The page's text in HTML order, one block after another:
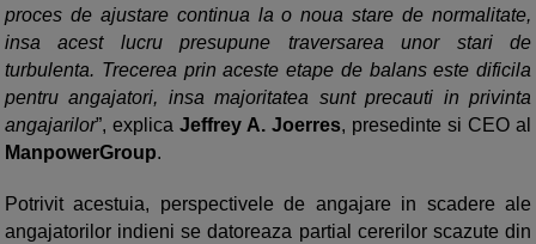
proces de ajustare continua la o noua stare de normalitate,
insa acest lucru presupune traversarea unor stari de
turbulenta. Trecerea prin aceste etape de balans este dificila
pentru angajatori, insa majoritatea sunt precauti in privinta
angajarilor”, explica Jeffrey A. Joerres, presedinte si CEO al
ManpowerGroup.
Potrivit acestuia, perspectivele de angajare in scadere ale
angajatorilor indieni se datoreaza partial cererilor scazute din